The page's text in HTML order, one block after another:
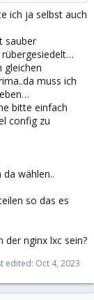
ich ja selbst auch
sauber
gleichen
muss ich
bitte einfach
config zu
wählen..
so das es
der nginx lxc sein?
edited: Oct 4, 2023